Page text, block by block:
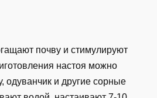
почву и стимулируют
настоя можно
одуванчик и другие сорные